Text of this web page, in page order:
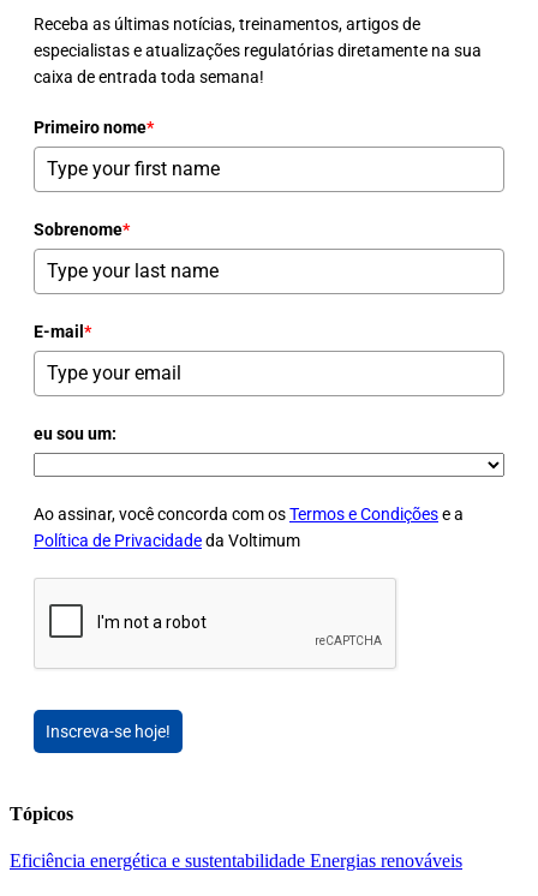
Receba as últimas notícias, treinamentos, artigos de
especialistas e atualizações regulatórias diretamente na sua
caixa de entrada toda semana!
Primeiro nome*
Sobrenome*
E-mail *
eu sou um:
Ao assinar, você concorda com osTermos e Condiçõese a
Política de Privacidadeda Voltimum
Inscreva-se hoje!
Tópicos
Eficiência energética e sustentabilidade Energias renováveis